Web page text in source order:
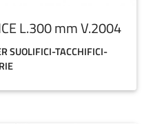
L.300 mm V.2004
SUOLIFICI-TACCHIFICI-